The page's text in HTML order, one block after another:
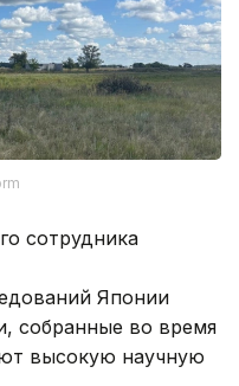
сотрудника
Японии
собранные во время
высокую научную